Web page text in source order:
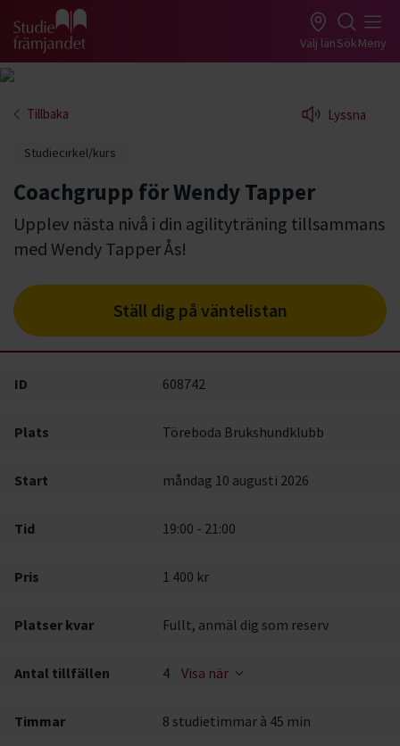
Gå till studiefrämjandets startsida Välj länSökMeny
Tillbaka Lyssna
Studiecirkel/kurs
Coachgrupp för Wendy Tapper
Upplev nästa nivå i din agilityträning tillsammans
med Wendy Tapper Ås!
Ställ dig på väntelistan
ID 608742
Plats Töreboda Brukshundklubb
Start måndag 10 augusti 2026
Tid 19:00 - 21:00
Pris 1 400 kr
Platser kvar Fullt, anmäl dig som reserv
Antal tillfällen 4 Visa när
Timmar 8 studietimmar à 45 min